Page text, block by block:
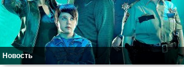
Новость